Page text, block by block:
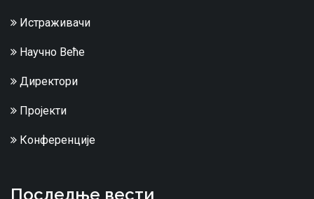
Истраживачи
Научно Веће
Директори
Пројекти
Конференције
Последње вести